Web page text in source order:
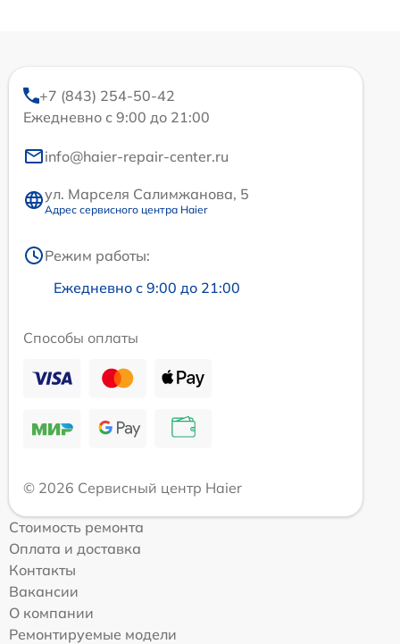
+7 (843) 254-50-42
Ежедневно с 9:00 до 21:00
info@haier-repair-center.ru
ул. Марселя Салимжанова, 5
Адрес сервисного центра Haier
Режим работы:
Ежедневно с 9:00 до 21:00
Способы оплаты
© 2026 Сервисный центр Haier
Стоимость ремонта
Оплата и доставка
Контакты
Вакансии
О компании
Ремонтируемые модели